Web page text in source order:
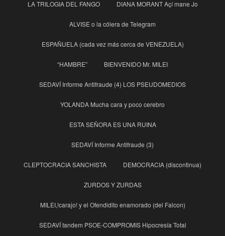
LA TRILOGIA DEL FANGO DIANA MORANT Açí mane Jo
ALVISE o la cólera de Telegram
ESPAÑUELA (cada vez más cerca de VENEZUELA)
“HAMBRE” BIENVENIDO Mr. MILEI
SEDAVÍ Informe Antifraude (4) LOS PSEUDOMEDIOS
YOLANDA Mucha cara y poco cerebro
ESTA SEÑORA ES UNA RUINA
SEDAVÍ Informe Antifraude (3)
CLEPTOCRACIA SANCHISTA DEMOCRACIA (discontinua)
ZURDOS Y ZURDAS
MILEI,!carajo! y el Ofendidito enamorado (del Falcon)
SEDAVÍ tandem PSOE-COMPROMIS Hipocresía Total